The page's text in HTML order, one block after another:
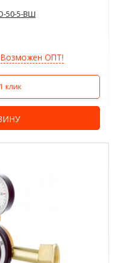
50-5-ВШ
Возможен ОПТ!
клик